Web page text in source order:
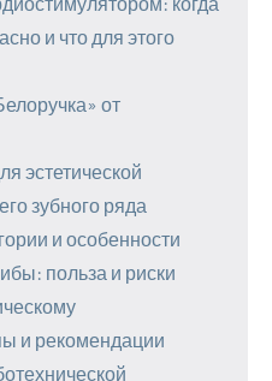
и что для этого
от
эстетической
зубного ряда
и особенности
польза и риски
и рекомендации